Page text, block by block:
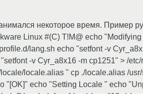
некоторое время. Пример
Linux #(C) T!M@ echo
lang.sh echo "setfont -v
-v Cyr_a8x16 -m cp1251" > /
locale.alias " cp ./locale.alias /
"[OK]" echo "Setting Locale " echo